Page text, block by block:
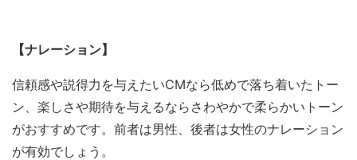
【ナレーション】
信頼感や説得力を与えたいCMなら低めで落ち着いたトー
ン、楽しさや期待を与えるならさわやかで柔らかいトーン
がおすすめです。前者は男性、後者は女性のナレーション
が有効でしょう。